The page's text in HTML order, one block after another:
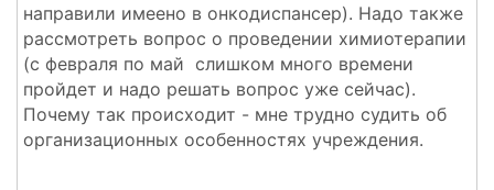
направили имеено в онкодиспансер). Надо также
рассмотреть вопрос о проведении химиотерапии
(с февраля по май слишком много времени
пройдет и надо решать вопрос уже сейчас).
Почему так происходит - мне трудно судить об
организационных особенностях учреждения.